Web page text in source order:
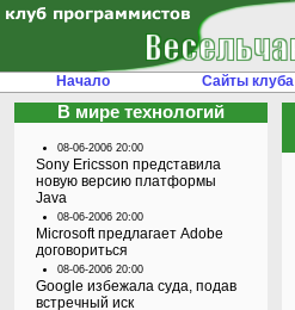
Начало Сайты клуба
В мире технологий
08-06-2006 20:00
Sony Ericsson представила
новую версию платформы
Java
08-06-2006 20:00
Microsoft предлагает Adobe
договориться
08-06-2006 20:00
Google избежала суда, подав
встречный иск